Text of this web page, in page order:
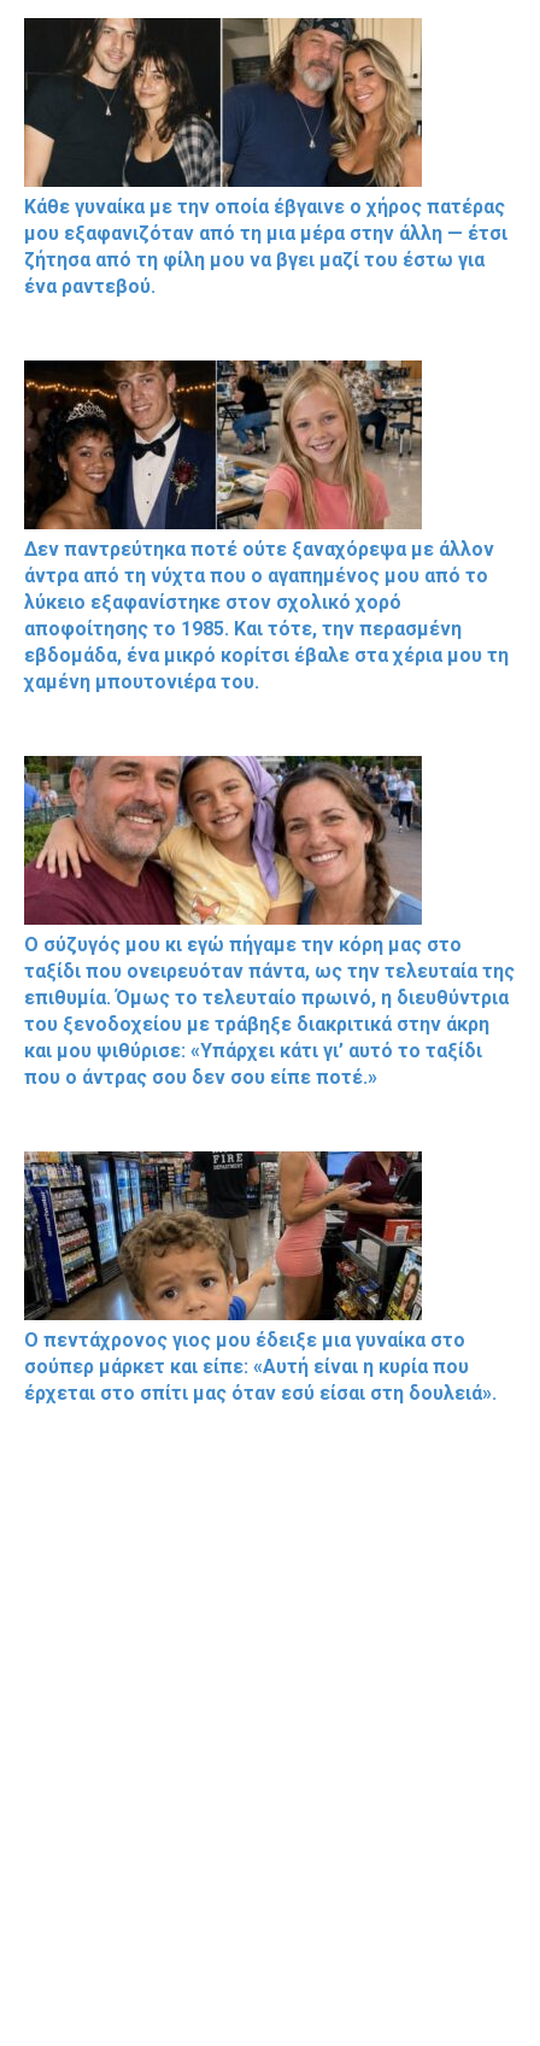
Κάθε γυναίκα με την οποία έβγαινε ο χήρος πατέρας
μου εξαφανιζόταν από τη μια μέρα στην άλλη — έτσι
ζήτησα από τη φίλη μου να βγει μαζί του έστω για
ένα ραντεβού.
Δεν παντρεύτηκα ποτέ ούτε ξαναχόρεψα με άλλον
άντρα από τη νύχτα που ο αγαπημένος μου από το
λύκειο εξαφανίστηκε στον σχολικό χορό
αποφοίτησης το 1985. Και τότε, την περασμένη
εβδομάδα, ένα μικρό κορίτσι έβαλε στα χέρια μου τη
χαμένη μπουτονιέρα του.
Ο σύζυγός μου κι εγώ πήγαμε την κόρη μας στο
ταξίδι που ονειρευόταν πάντα, ως την τελευταία της
επιθυμία. Όμως το τελευταίο πρωινό, η διευθύντρια
του ξενοδοχείου με τράβηξε διακριτικά στην άκρη
και μου ψιθύρισε: «Υπάρχει κάτι γι’ αυτό το ταξίδι
που ο άντρας σου δεν σου είπε ποτέ.»
Ο πεντάχρονος γιος μου έδειξε μια γυναίκα στο
σούπερ μάρκετ και είπε: «Αυτή είναι η κυρία που
έρχεται στο σπίτι μας όταν εσύ είσαι στη δουλειά».